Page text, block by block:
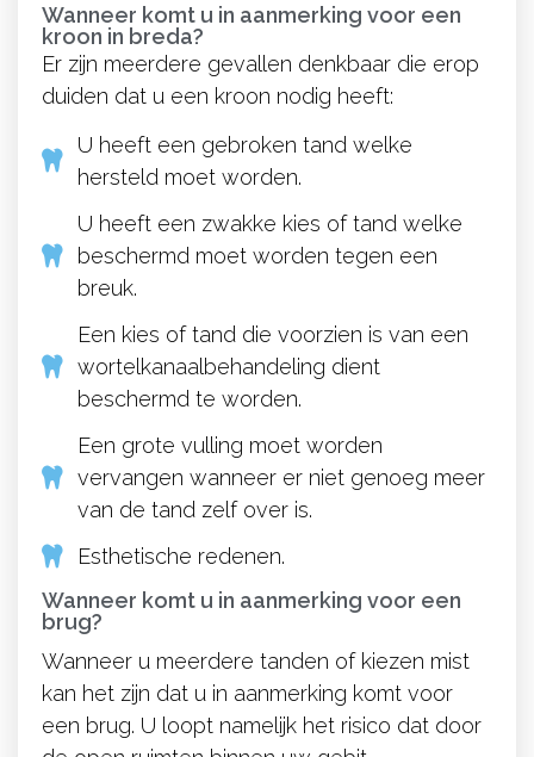
Wanneer komt u in aanmerking voor een
kroon in breda?
Er zijn meerdere gevallen denkbaar die erop
duiden dat u een kroon nodig heeft:
U heeft een gebroken tand welke
hersteld moet worden.
U heeft een zwakke kies of tand welke
beschermd moet worden tegen een
breuk.
Een kies of tand die voorzien is van een
wortelkanaalbehandeling dient
beschermd te worden.
Een grote vulling moet worden
vervangen wanneer er niet genoeg meer
van de tand zelf over is.
Esthetische redenen.
Wanneer komt u in aanmerking voor een
brug?
Wanneer u meerdere tanden of kiezen mist
kan het zijn dat u in aanmerking komt voor
een brug. U loopt namelijk het risico dat door